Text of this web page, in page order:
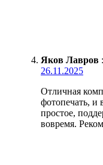
Яков Лавров :
26.11.2025
Отличная
фотопечать, и
простое,
вовремя.